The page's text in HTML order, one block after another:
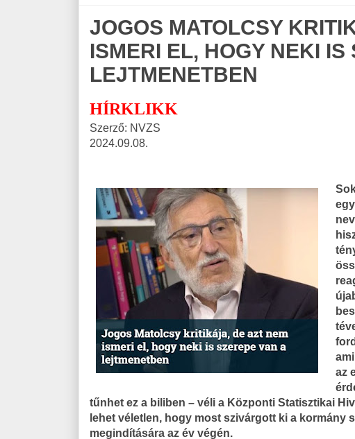
JOGOS MATOLCSY
ISMERI EL, HOGY NEKI IS
LEJTMENETBEN
HÍRKLIKK
Szerző: NVZS
2024.09.08.
az
tűnhet ez a biliben – véli a Központi Statisztikai
lehet véletlen, hogy most szivárgott ki a kormány
megindítására az év végén.